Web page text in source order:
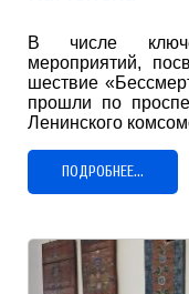
В числе
мероприятий,
шествие
прошли по
Ленинского
ПОДРОБНЕЕ...